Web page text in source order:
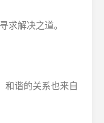
求解决之道。
和谐的关系也来自